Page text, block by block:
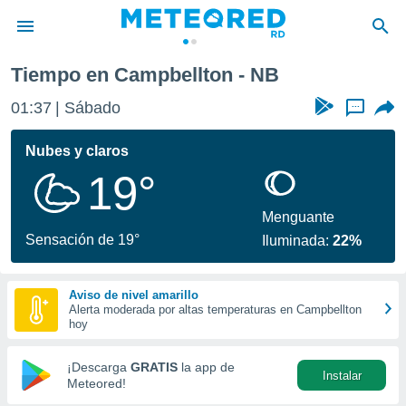
de
ha sido
calidad.
a este
las
y
forma
digital
basada
Tiempo en Campbellton - NB
01:37 Sábado ...
Nubes y claros
19°
Sensación de 19°
Menguante
Iluminada:22%
Aviso de nivel amarillo
Alerta moderada por altas temperaturas en Campbellton
hoy
¡Descarga GRATIS la app de
Meteored!
Instalar